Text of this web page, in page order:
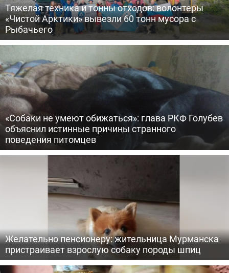
Тяжелая техника и тонны отходов: волонтеры
«Чистой Арктики» вывезли 60 тонн мусора с
Рыбачьего
«Собаки не умеют обижаться»: глава РКФ Голубев
объяснил истинные причины странного
поведения питомцев
Желательно пенсионеру: жительница Мурманска
пристраивает взрослую собаку породы шпиц